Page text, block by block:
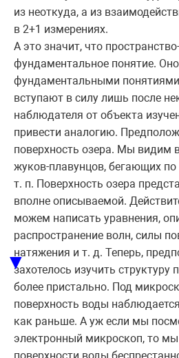
из неоткуда, а из
в 2+1 измерениях.
А это значит, что
фундаментальное понятие.
фундаментальными
вступают в силу лишь после
наблюдателя от объекта
привести аналогию.
поверхность озера. Мы видим
жуков-плавунцов, бегающих
т. п. Поверхность озера
вполне описываемой.
можем написать уравнения,
распространение волн, силы
натяжения и т. д. Теперь,
захотелось изучить структуру
более пристально. Под
поверхность воды
как раньше. А уж если мы
электронный микроскоп, то
▼